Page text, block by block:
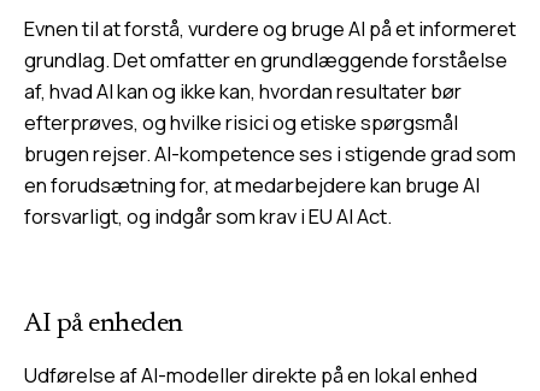
Evnen til at forstå, vurdere og bruge AI på et informeret
grundlag. Det omfatter en grundlæggende forståelse
af, hvad AI kan og ikke kan, hvordan resultater bør
efterprøves, og hvilke risici og etiske spørgsmål
brugen rejser. AI-kompetence ses i stigende grad som
en forudsætning for, at medarbejdere kan bruge AI
forsvarligt, og indgår som krav i EU AI Act.
AI på enheden
Udførelse af AI-modeller direkte på en lokal enhed